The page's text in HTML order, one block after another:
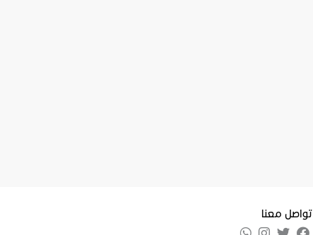
تواصل معنا